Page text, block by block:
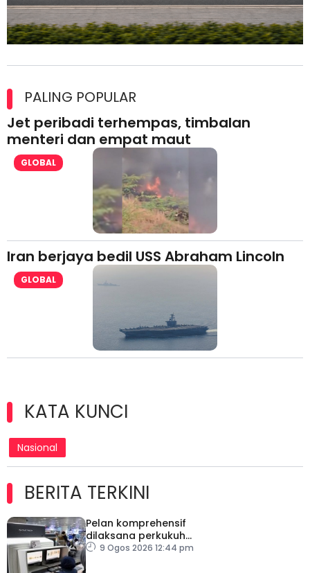
lesen separuh pertama 2026
PALING POPULAR
Jet peribadi terhempas, timbalan
menteri dan empat maut
GLOBAL
Iran berjaya bedil USS Abraham Lincoln
GLOBAL
KATA KUNCI
Nasional
BERITA TERKINI
Pelan komprehensif
dilaksana perkukuh
keselamatan
9 Ogos 2026 12:44 pm